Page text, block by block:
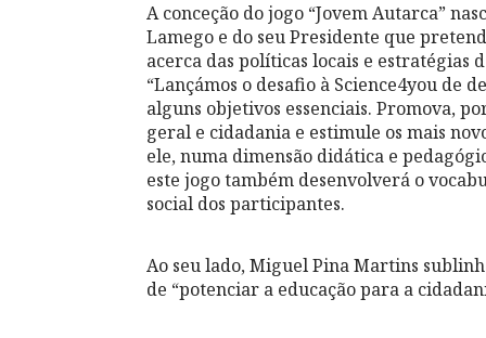
A conceção do jogo “Jovem Autarca”
Lamego e do seu Presidente que
acerca das políticas locais e estratégias
“Lançámos o desafio à Science4you de
alguns objetivos essenciais. Promova,
geral e cidadania e estimule os mais
ele, numa dimensão didática e
este jogo também desenvolverá o
social dos participantes.
Ao seu lado, Miguel Pina Martins
de “potenciar a educação para a